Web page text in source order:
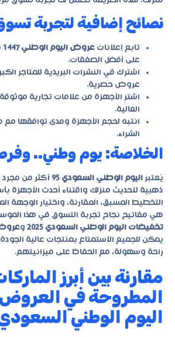
نصائح إضافية لتجربة
تابع إعلانات عروض اليوم الوطني 1447
على أفضل الصفقات.
اشترك في النشرات البريدية للمتاجر
عروض حصرية.
اشترِ الأجهزة من علامات تجارية
العالية.
انتبه لحجم الأجهزة ومدى توافقها مع
الشراء.
الخلاصة: يوم وطني..
يُعتبر اليوم الوطني السعودي 95
أكثر من
ذهبية لتحديث منزلك واقتناء أحدث الأجهزة
التخطيط المسبق، المقارنة، واختيار الوجهة
هي مفاتيح نجاح تجربة التسوق في هذا
تخفيضات اليوم الوطني السعودي 2025
وعروض
يمكن للجميع الاستمتاع بمنتجات عالية
راحة وسهولة، مع الحفاظ على ميزانيتهم.
مقارنة بين أبرز
المطروحة في
اليوم الوطني السعودي